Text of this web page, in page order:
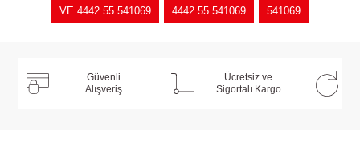
VE 4442 55 541069 4442 55 541069 541069
Güvenli
Alışveriş
Ücretsiz ve
Sigortalı Kargo